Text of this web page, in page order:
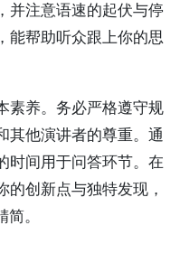
并注意语速的起伏与停
能帮助听众跟上你的思
素养。务必严格遵守规
其他演讲者的尊重。通
时间用于问答环节。在
创新点与独特发现，
。